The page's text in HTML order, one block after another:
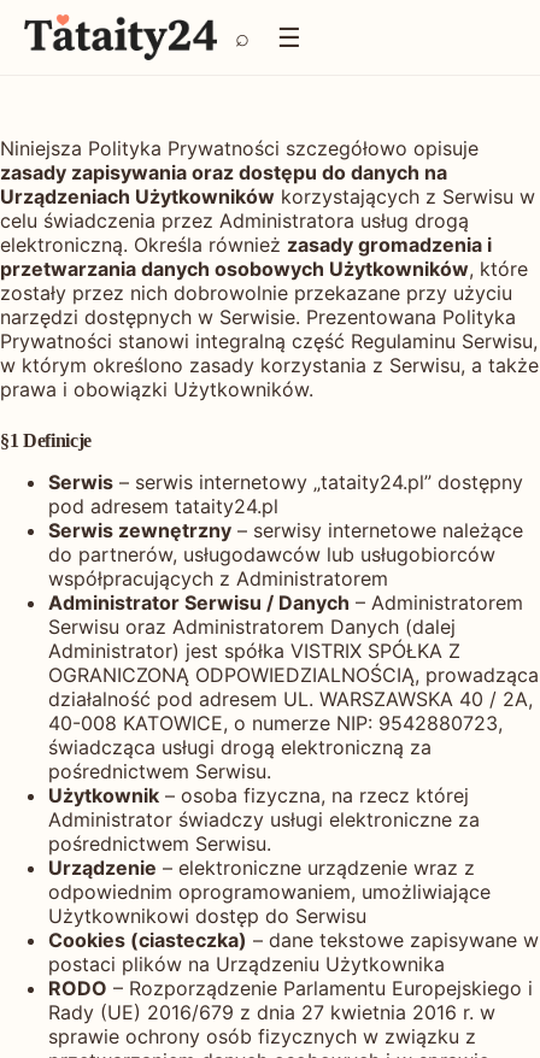
P
r
d
ź
d
o
t
r
e
ś
c
i
⌕ ☰
Niniejsza Polityka Prywatności szczegółowo opisuje
zasady zapisywania oraz dostępu do danych na
Urządzeniach Użytkowników korzystających z Serwisu w
celu świadczenia przez Administratora usług drogą
elektroniczną. Określa również zasady gromadzenia i
przetwarzania danych osobowych Użytkowników, które
zostały przez nich dobrowolnie przekazane przy użyciu
narzędzi dostępnych w Serwisie. Prezentowana Polityka
Prywatności stanowi integralną część Regulaminu Serwisu,
w którym określono zasady korzystania z Serwisu, a także
prawa i obowiązki Użytkowników.
§1 Definicje
Serwis – serwis internetowy „tataity24.pl” dostępny
pod adresem tataity24.pl
Serwis zewnętrzny – serwisy internetowe należące
do partnerów, usługodawców lub usługobiorców
współpracujących z Administratorem
Administrator Serwisu / Danych – Administratorem
Serwisu oraz Administratorem Danych (dalej
Administrator) jest spółka VISTRIX SPÓŁKA Z
OGRANICZONĄ ODPOWIEDZIALNOŚCIĄ, prowadząca
działalność pod adresem UL. WARSZAWSKA 40 / 2A,
40-008 KATOWICE, o numerze NIP: 9542880723,
świadcząca usługi drogą elektroniczną za
pośrednictwem Serwisu.
Użytkownik – osoba fizyczna, na rzecz której
Administrator świadczy usługi elektroniczne za
pośrednictwem Serwisu.
Urządzenie – elektroniczne urządzenie wraz z
odpowiednim oprogramowaniem, umożliwiające
Użytkownikowi dostęp do Serwisu
Cookies (ciasteczka) – dane tekstowe zapisywane w
postaci plików na Urządzeniu Użytkownika
RODO – Rozporządzenie Parlamentu Europejskiego i
Rady (UE) 2016/679 z dnia 27 kwietnia 2016 r. w
sprawie ochrony osób fizycznych w związku z